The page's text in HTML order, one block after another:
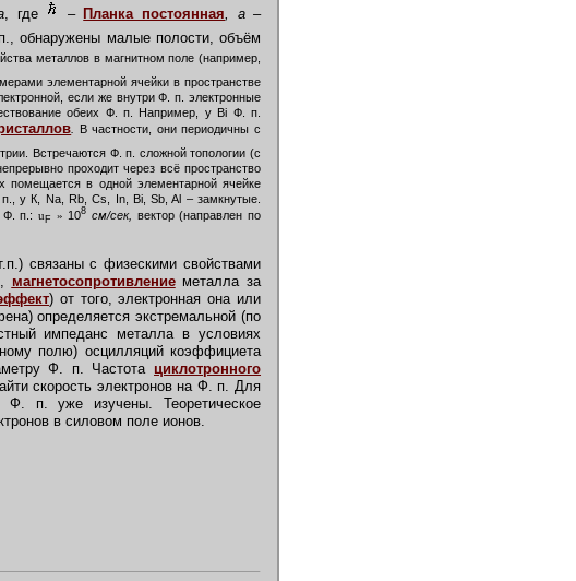
, где –Планка постоянная , а –
обнаружены малые полости, объём
металлов в магнитном поле (например,
элементарной ячейки в пространстве
если же внутри Ф. п. электронные
обеих Ф. п. Например, у Bi Ф. п.
В частности, они периодичны с
Встречаются Ф. п. сложной топологии (с
проходит через всё пространство
помещается в одной элементарной ячейке
у К, Na, Rb, Cs, In, Bi, Sb, Al – замкнутые.
Ф. п.: u F » 108 см/сек, вектор (направлен по
связаны с физескими свойствами
магнетосопротивлениеметалла за
) от того, электронная она или
определяется экстремальной (по
импеданс металла в условиях
полю) осцилляций коэффициета
Ф. п. Частота циклотронного
скорость электронов на Ф. п. Для
Ф. п. уже изучены. Теоретическое
в силовом поле ионов.